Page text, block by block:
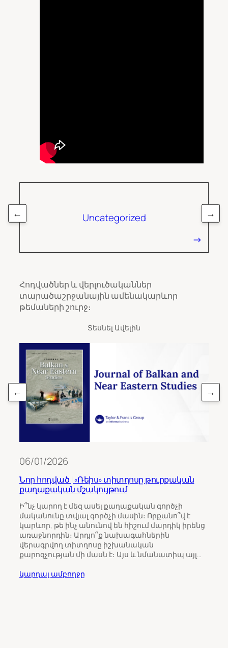
Uncategorized
← →
Հոդվածներ և վերլուծականներ
տարածաշրջանային ամենակարևոր
թեմաների շուրջ։
Տեսնել Ավելին
06/01/2026
Նոր հոդված | «Ռեիս» տիտղոսը թուրքական
քաղաքական մշակույթում
Ի՞նչ կարող է մեզ ասել քաղաքական գործչի
մականունը տվյալ գործչի մասին։ Որքանո՞վ է
կարևոր, թե ինչ անունով են հիշում մարդիկ իրենց
առաջնորդին։ Արդյո՞ք նախագահներին
վերագրվող տիտղոսը իշխանական
քարոզչության մի մասն է։ Այս և նմանատիպ այլ…
կարդալ ամբողջը
← →